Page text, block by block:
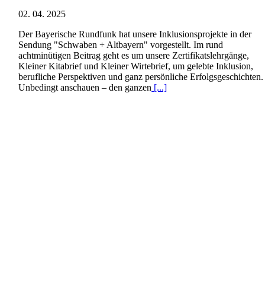
02. 04. 2025
Der Bayerische Rundfunk hat unsere Inklusionsprojekte in der
Sendung "Schwaben + Altbayern" vorgestellt. Im rund
achtminütigen Beitrag geht es um unsere Zertifikatslehrgänge,
Kleiner Kitabrief und Kleiner Wirtebrief, um gelebte Inklusion,
berufliche Perspektiven und ganz persönliche Erfolgsgeschichten.
Unbedingt anschauen – den ganzen [...]